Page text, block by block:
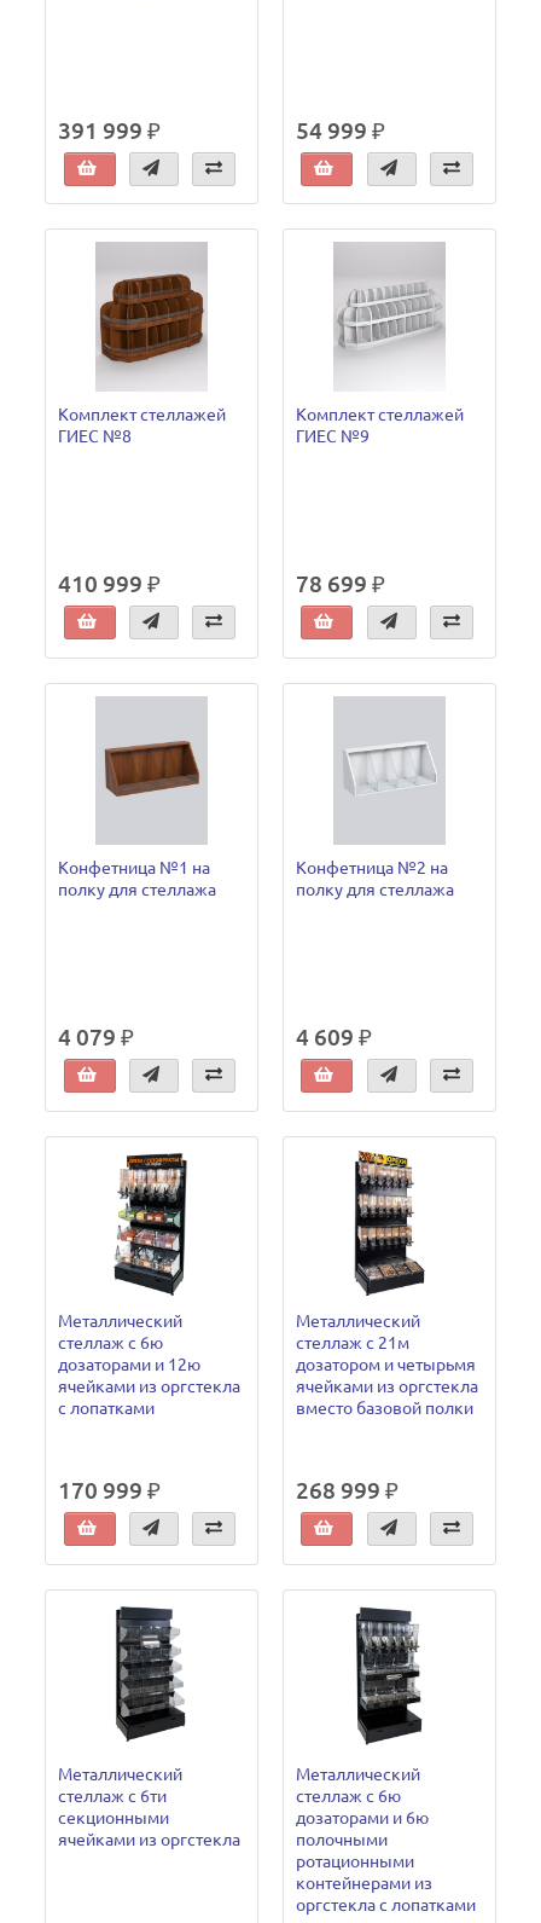
391 999 ₽ 54 999 ₽
Комплект стеллажей
ГИЕС №8
410 999 ₽
Комплект стеллажей
ГИЕС №9
78 699 ₽
Конфетница №1 на
полку для стеллажа
4 079 ₽
Конфетница №2 на
полку для стеллажа
4 609 ₽
Металлический
стеллаж c 6ю
дозаторами и 12ю
ячейками из оргстекла
с лопатками
170 999 ₽
Металлический
стеллаж с 21м
дозатором и четырьмя
ячейками из оргстекла
вместо базовой полки
268 999 ₽
Металлический
стеллаж с 6ти
секционными
ячейками из оргстекла
Металлический
стеллаж с 6ю
дозаторами и 6ю
полочными
ротационными
контейнерами из
оргстекла с лопатками